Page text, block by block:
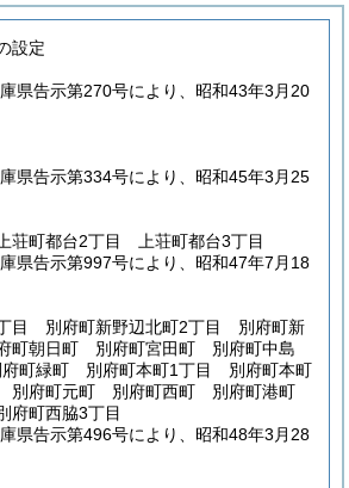
設定
県告示第270号により、昭和43年3月20
県告示第334号により、昭和45年3月25
荘町都台2丁目 上荘町都台3丁目
県告示第997号により、昭和47年7月18
目 別府町新野辺北町2丁目 別府町新
町朝日町 別府町宮田町 別府町中島
町緑町 別府町本町1丁目 別府町本町
別府町元町 別府町西町 別府町港町
町西脇3丁目
県告示第496号により、昭和48年3月28